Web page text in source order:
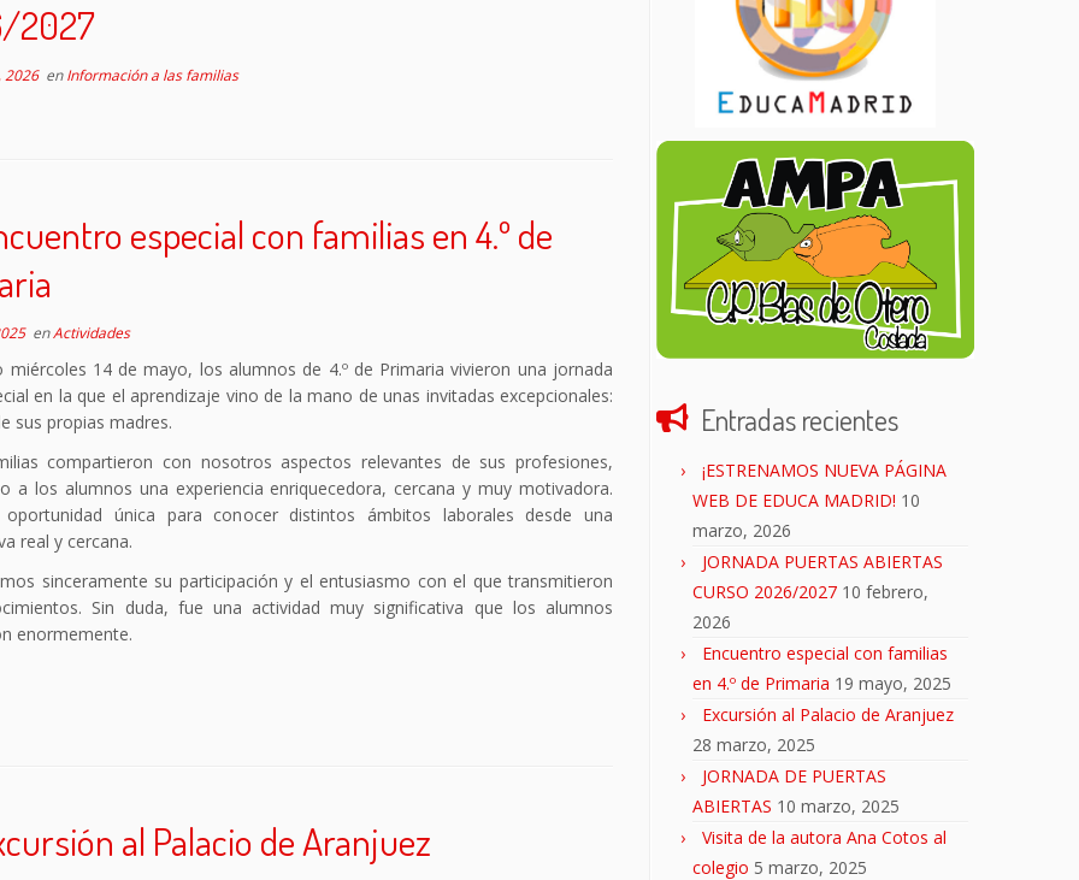
2027
2026enInformación a las familias
especial con familias en 4.º de
enActividades
miércoles 14 de mayo, los alumnos de 4.º de Primaria vivieron una jornada
en la que el aprendizaje vino de la mano de unas invitadas excepcionales:
sus propias madres.
compartieron con nosotros aspectos relevantes de sus profesiones,
a los alumnos una experiencia enriquecedora, cercana y muy motivadora.
única para conocer distintos ámbitos laborales desde una
real y cercana.
sinceramente su participación y el entusiasmo con el que transmitieron
Sin duda, fue una actividad muy significativa que los alumnos
enormemente.
al Palacio de Aranjuez
Entradas recientes
¡ESTRENAMOS NUEVA PÁGINA
WEB DE EDUCA MADRID! 10
marzo, 2026
JORNADA PUERTAS ABIERTAS
CURSO 2026/2027 10 febrero,
2026
Encuentro especial con familias
en 4.º de Primaria 19 mayo, 2025
Excursión al Palacio de Aranjuez
28 marzo, 2025
JORNADA DE PUERTAS
ABIERTAS 10 marzo, 2025
Visita de la autora Ana Cotos al
colegio 5 marzo, 2025